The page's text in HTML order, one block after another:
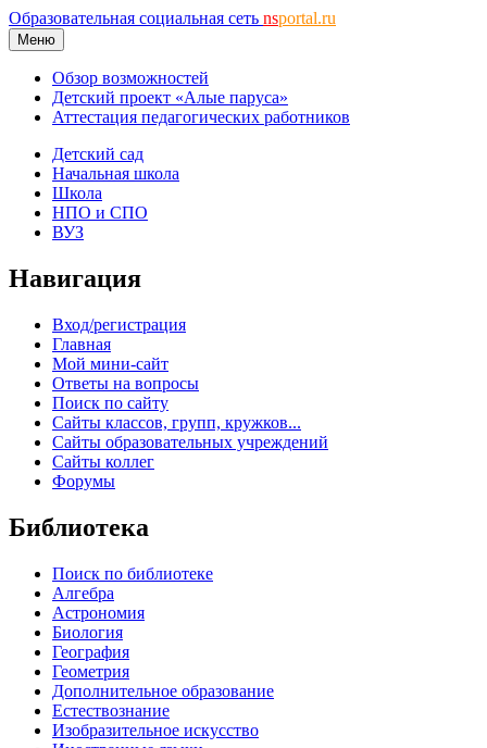
Образовательная социальная сеть nsportal.ru
Меню
Обзор возможностей
Детский проект «Алые паруса»
Аттестация педагогических работников
Детский сад
Начальная школа
Школа
НПО и СПО
ВУЗ
Навигация
Вход/регистрация
Главная
Мой мини-сайт
Ответы на вопросы
Поиск по сайту
Сайты классов, групп, кружков...
Сайты образовательных учреждений
Сайты коллег
Форумы
Библиотека
Поиск по библиотеке
Алгебра
Астрономия
Биология
География
Геометрия
Дополнительное образование
Естествознание
Изобразительное искусство